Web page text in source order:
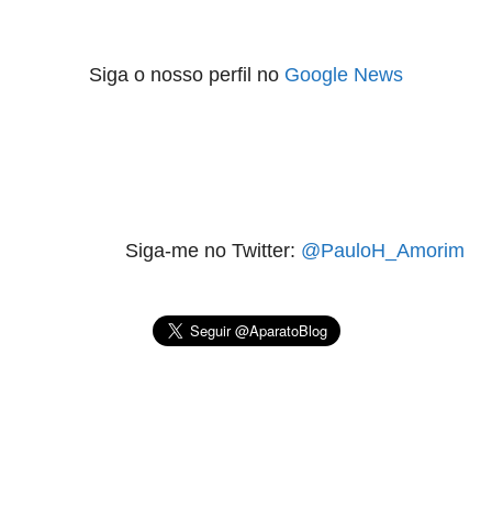
Siga o nosso perfil no Google News
Siga-me no Twitter: @PauloH_Amorim